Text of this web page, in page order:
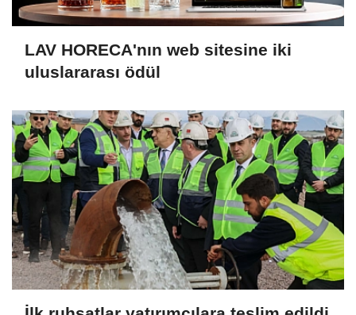
LAV HORECA'nın web sitesine iki
uluslararası ödül